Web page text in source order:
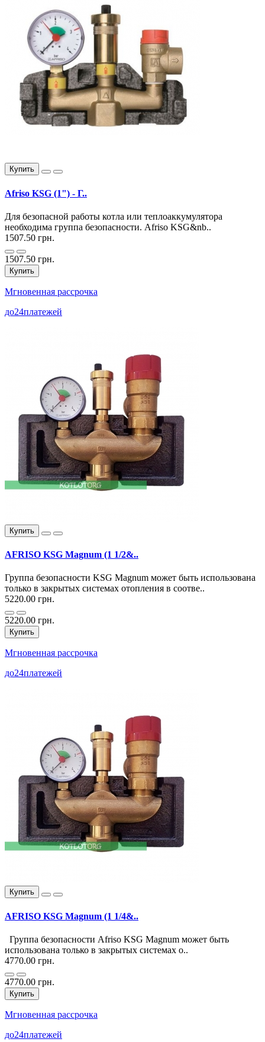
Купить
Afriso KSG (1") - Г..
Для безопасной работы котла или теплоаккумулятора
необходима группа безопасности. Afriso KSG&nb..
1507.50 грн.
1507.50 грн.
Купить
Мгновенная рассрочка
до24платежей
Купить
AFRISO KSG Magnum (1 1/2&..
Группа безопасности KSG Magnum может быть использована
только в закрытых системах отопления в соотве..
5220.00 грн.
5220.00 грн.
Купить
Мгновенная рассрочка
до24платежей
Купить
AFRISO KSG Magnum (1 1/4&..
Группа безопасности Afriso KSG Magnum может быть
использована только в закрытых системах о..
4770.00 грн.
4770.00 грн.
Купить
Мгновенная рассрочка
до24платежей